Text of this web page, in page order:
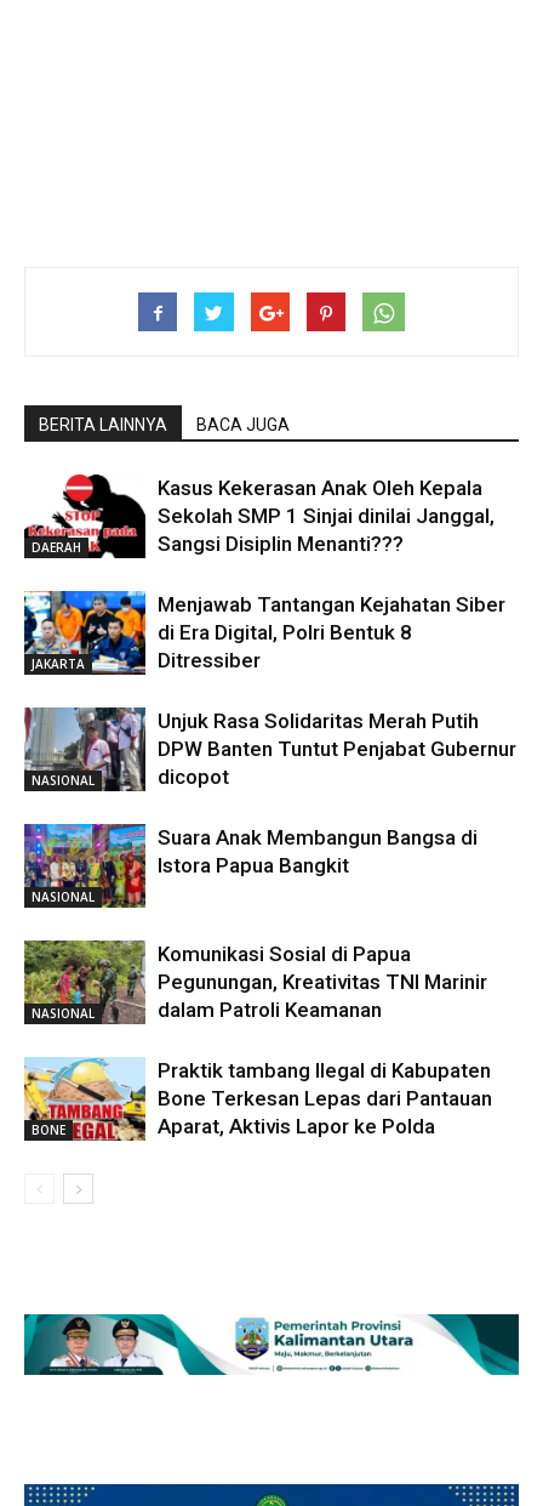
BERITA LAINNYA BACA JUGA
DAERAH
Kasus Kekerasan Anak Oleh Kepala
Sekolah SMP 1 Sinjai dinilai Janggal,
Sangsi Disiplin Menanti???
JAKARTA
Menjawab Tantangan Kejahatan Siber
di Era Digital, Polri Bentuk 8
Ditressiber
NASIONAL
Unjuk Rasa Solidaritas Merah Putih
DPW Banten Tuntut Penjabat Gubernur
dicopot
NASIONAL
Suara Anak Membangun Bangsa di
Istora Papua Bangkit
NASIONAL
Komunikasi Sosial di Papua
Pegunungan, Kreativitas TNI Marinir
dalam Patroli Keamanan
BONE
Praktik tambang Ilegal di Kabupaten
Bone Terkesan Lepas dari Pantauan
Aparat, Aktivis Lapor ke Polda